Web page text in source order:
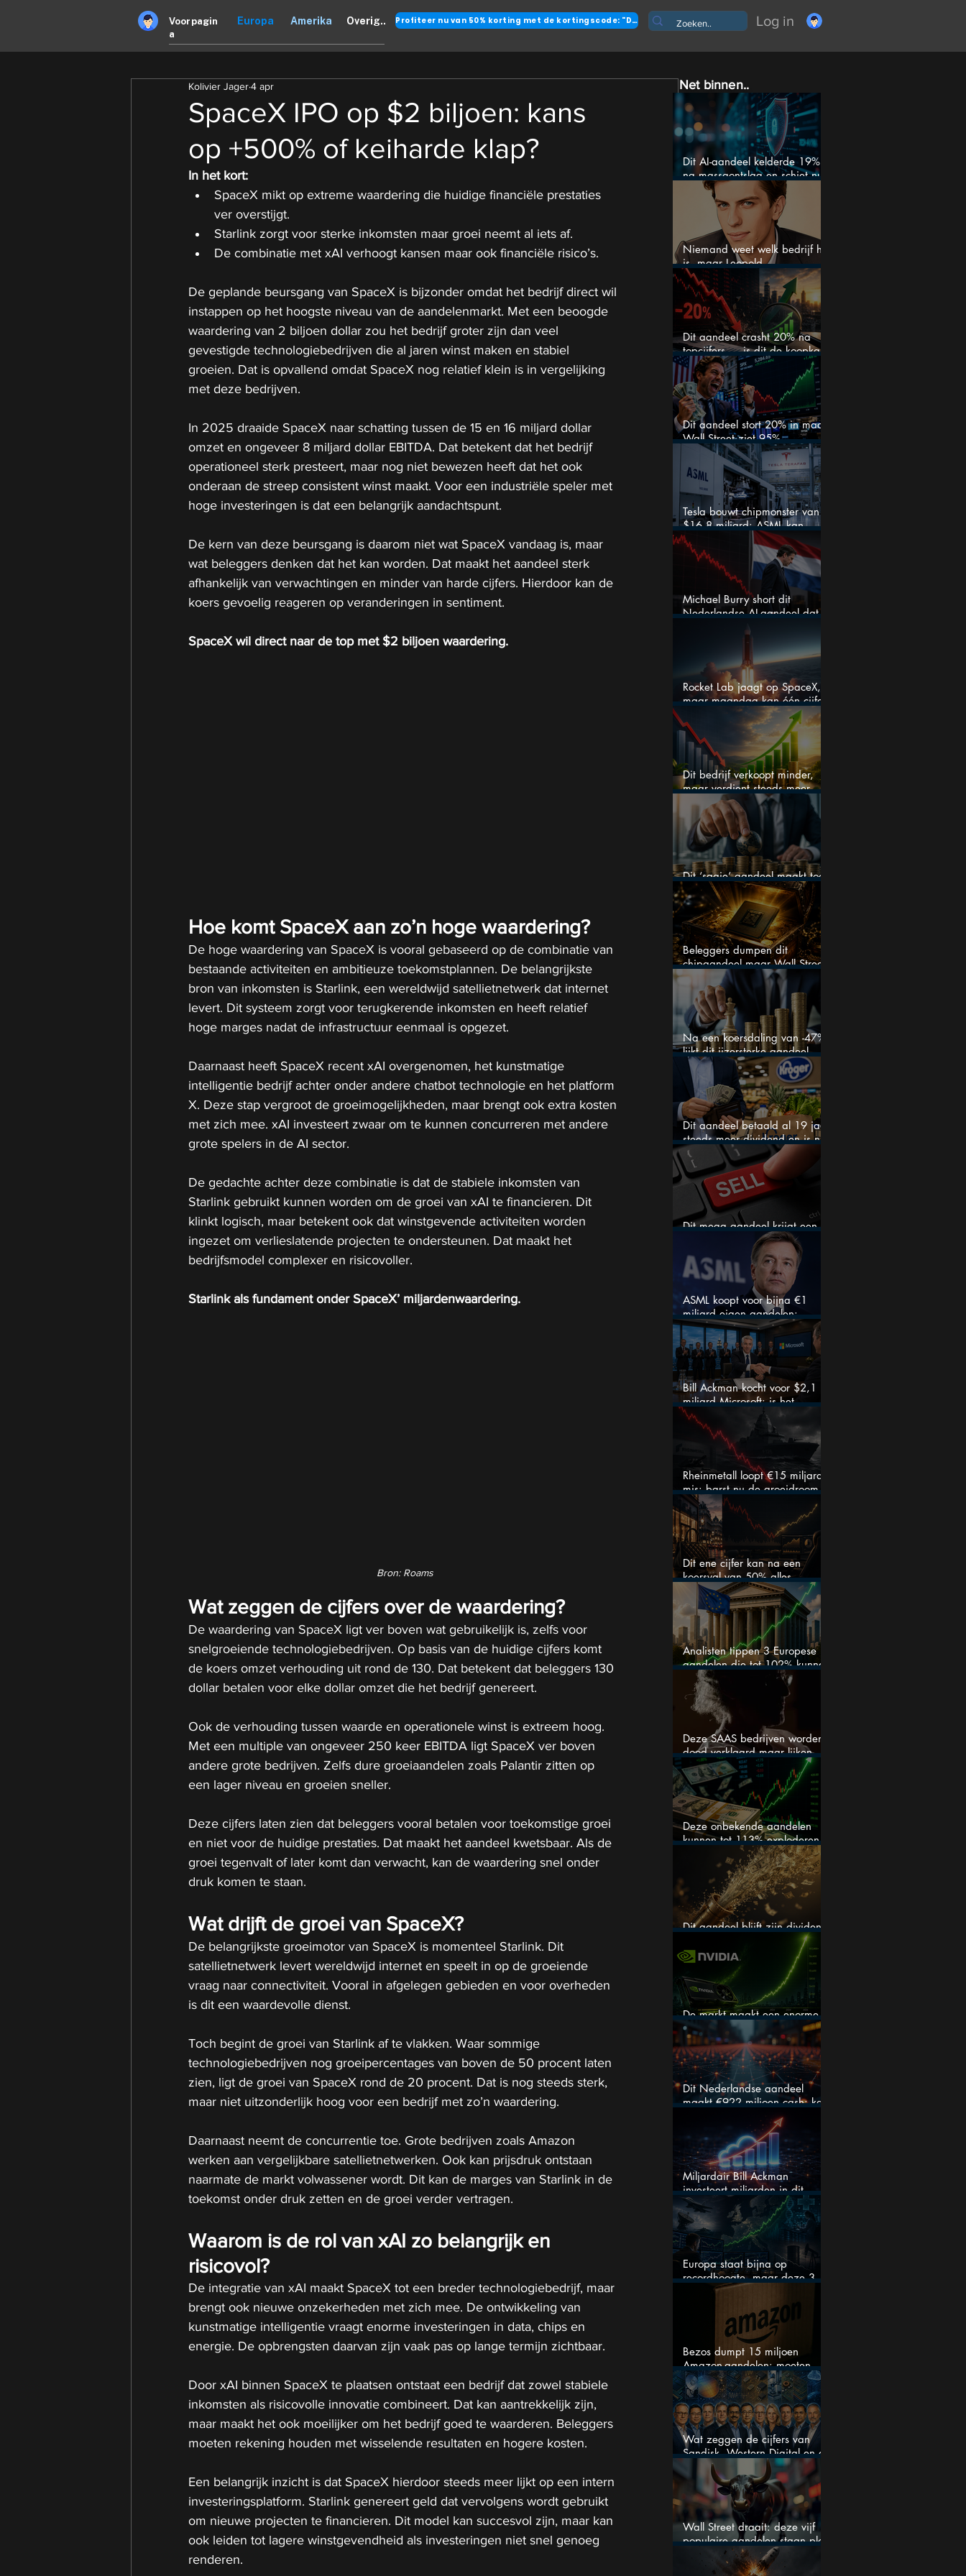
Voorpagin
a
Europa Amerika Overig.. Profiteer nu van 50% korting met de kortingscode: "DANK" Log in
SpaceX IPO op $2 biljoen: kans
op +500% of keiharde klap?
Kolivier Jager4 apr
In het kort:
SpaceX mikt op extreme waardering die huidige financiële prestaties
ver overstijgt.
Starlink zorgt voor sterke inkomsten maar groei neemt al iets af.
De combinatie met xAI verhoogt kansen maar ook financiële risico’s.
De geplande beursgang van SpaceX is bijzonder omdat het bedrijf direct wil
instappen op het hoogste niveau van de aandelenmarkt. Met een beoogde
waardering van 2 biljoen dollar zou het bedrijf groter zijn dan veel
gevestigde technologiebedrijven die al jaren winst maken en stabiel
groeien. Dat is opvallend omdat SpaceX nog relatief klein is in vergelijking
met deze bedrijven.
In 2025 draaide SpaceX naar schatting tussen de 15 en 16 miljard dollar
omzet en ongeveer 8 miljard dollar EBITDA. Dat betekent dat het bedrijf
operationeel sterk presteert, maar nog niet bewezen heeft dat het ook
onderaan de streep consistent winst maakt. Voor een industriële speler met
hoge investeringen is dat een belangrijk aandachtspunt.
De kern van deze beursgang is daarom niet wat SpaceX vandaag is, maar
wat beleggers denken dat het kan worden. Dat maakt het aandeel sterk
afhankelijk van verwachtingen en minder van harde cijfers. Hierdoor kan de
koers gevoelig reageren op veranderingen in sentiment.
SpaceX wil direct naar de top met $2 biljoen waardering.
Hoe komt SpaceX aan zo’n hoge waardering?
De hoge waardering van SpaceX is vooral gebaseerd op de combinatie van
bestaande activiteiten en ambitieuze toekomstplannen. De belangrijkste
bron van inkomsten is Starlink, een wereldwijd satellietnetwerk dat internet
levert. Dit systeem zorgt voor terugkerende inkomsten en heeft relatief
hoge marges nadat de infrastructuur eenmaal is opgezet.
Daarnaast heeft SpaceX recent xAI overgenomen, het kunstmatige
intelligentie bedrijf achter onder andere chatbot technologie en het platform
X. Deze stap vergroot de groeimogelijkheden, maar brengt ook extra kosten
met zich mee. xAI investeert zwaar om te kunnen concurreren met andere
grote spelers in de AI sector.
De gedachte achter deze combinatie is dat de stabiele inkomsten van
Starlink gebruikt kunnen worden om de groei van xAI te financieren. Dit
klinkt logisch, maar betekent ook dat winstgevende activiteiten worden
ingezet om verlieslatende projecten te ondersteunen. Dat maakt het
bedrijfsmodel complexer en risicovoller.
Starlink als fundament onder SpaceX’ miljardenwaardering.
Bron: Roams
Wat zeggen de cijfers over de waardering?
De waardering van SpaceX ligt ver boven wat gebruikelijk is, zelfs voor
snelgroeiende technologiebedrijven. Op basis van de huidige cijfers komt
de koers omzet verhouding uit rond de 130. Dat betekent dat beleggers 130
dollar betalen voor elke dollar omzet die het bedrijf genereert.
Ook de verhouding tussen waarde en operationele winst is extreem hoog.
Met een multiple van ongeveer 250 keer EBITDA ligt SpaceX ver boven
andere grote bedrijven. Zelfs dure groeiaandelen zoals Palantir zitten op
een lager niveau en groeien sneller.
Deze cijfers laten zien dat beleggers vooral betalen voor toekomstige groei
en niet voor de huidige prestaties. Dat maakt het aandeel kwetsbaar. Als de
groei tegenvalt of later komt dan verwacht, kan de waardering snel onder
druk komen te staan.
Wat drijft de groei van SpaceX?
De belangrijkste groeimotor van SpaceX is momenteel Starlink. Dit
satellietnetwerk levert wereldwijd internet en speelt in op de groeiende
vraag naar connectiviteit. Vooral in afgelegen gebieden en voor overheden
is dit een waardevolle dienst.
Toch begint de groei van Starlink af te vlakken. Waar sommige
technologiebedrijven nog groeipercentages van boven de 50 procent laten
zien, ligt de groei van SpaceX rond de 20 procent. Dat is nog steeds sterk,
maar niet uitzonderlijk hoog voor een bedrijf met zo’n waardering.
Daarnaast neemt de concurrentie toe. Grote bedrijven zoals Amazon
werken aan vergelijkbare satellietnetwerken. Ook kan prijsdruk ontstaan
naarmate de markt volwassener wordt. Dit kan de marges van Starlink in de
toekomst onder druk zetten en de groei verder vertragen.
Waarom is de rol van xAI zo belangrijk en
risicovol?
De integratie van xAI maakt SpaceX tot een breder technologiebedrijf, maar
brengt ook nieuwe onzekerheden met zich mee. De ontwikkeling van
kunstmatige intelligentie vraagt enorme investeringen in data, chips en
energie. De opbrengsten daarvan zijn vaak pas op lange termijn zichtbaar.
Door xAI binnen SpaceX te plaatsen ontstaat een bedrijf dat zowel stabiele
inkomsten als risicovolle innovatie combineert. Dat kan aantrekkelijk zijn,
maar maakt het ook moeilijker om het bedrijf goed te waarderen. Beleggers
moeten rekening houden met wisselende resultaten en hogere kosten.
Een belangrijk inzicht is dat SpaceX hierdoor steeds meer lijkt op een intern
investeringsplatform. Starlink genereert geld dat vervolgens wordt gebruikt
om nieuwe projecten te financieren. Dit model kan succesvol zijn, maar kan
ook leiden tot lagere winstgevendheid als investeringen niet snel genoeg
renderen.
Net binnen..
Dit AI-aandeel kelderde 19%
na massaontslag en schiet nu
15% omhoog
Niemand weet welk bedrijf het
is, maar Leopold
Aschenbrenner zet er nu $500
miljoen op
Dit aandeel crasht 20% na
topcijfers — is dit de koopkans
waar beleggers op wachtten?
Dit aandeel stort 20% in maar
Wall Street ziet 95%
koerspotentieel
Tesla bouwt chipmonster van
$16,8 miljard: ASML kan
grote winnaar worden
Michael Burry short dit
Nederlandse AI-aandeel dat
maar liefst 684% groeit
Rocket Lab jaagt op SpaceX,
maar maandag kan één cijfer
de droom doorprikken?
Dit bedrijf verkoopt minder,
maar verdient steeds meer —
hoe lang kan dit sprookje
doorgaan?
Dit ‘saaie’ aandeel maakt toch
bizar veel winst
Beleggers dumpen dit
chipaandeel maar Wall Street
ziet een zeldzame koopkans
Na een koersdaling van -47%
lijkt dit ijzersterke aandeel
aantrekkelijker dan ooit
Dit aandeel betaald al 19 jaar
steeds meer dividend en is nu
goedkoop
Dit mega aandeel krijgt een
zeldzaam verkoopadvies
ASML koopt voor bijna €1
miljard eigen aandelen:
slimme zet of dure timing?
Bill Ackman kocht voor $2,1
miljard Microsoft: is het
aandeel na de koerssprong
nog aantrekkelijk?
Rheinmetall loopt €15 miljard
mis: barst nu de groeidroom
van het defensiebedrijf?
Dit ene cijfer kan na een
koersval van 50% alles
veranderen
Analisten tippen 3 Europese
aandelen die tot 102% kunnen
stijgen
Deze SAAS bedrijven worden
dood verklaard maar lijken
springlevend
Deze onbekende aandelen
kunnen tot 113% exploderen
(één springt eruit)
Dit aandeel blijft zijn dividend
verhogen, wat er ook gebeurt
De markt maakt een enorme
fout bij Nvidia
Dit Nederlandse aandeel
maakt €922 miljoen cash: kan
dit dividendaandeel blijven
Miljardair Bill Ackman
investeert miljarden in dit
techaandeel
Europa staat bijna op
recordhoogte, maar deze 3
sectoren vallen nu op
Bezos dumpt 15 miljoen
Amazon-aandelen: moeten
beleggers zich zorgen maken?
Wat zeggen de cijfers van
Sandisk, Western Digital en de
AI-Infrastructuur aandelen mij
werkelijk
Wall Street draait: deze vijf
populaire aandelen staan plots
onder spanning